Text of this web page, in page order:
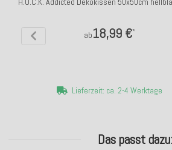
ab18,99 €*
Lieferzeit: ca. 2-4 Werktage
Das passt dazu: